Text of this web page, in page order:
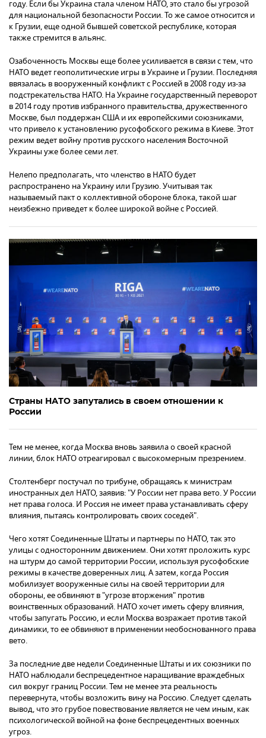
году. Если бы Украина стала членом НАТО, это стало бы угрозой
для национальной безопасности России. То же самое относится и
к Грузии, еще одной бывшей советской республике, которая
также стремится в альянс.
Озабоченность Москвы еще более усиливается в связи с тем, что
НАТО ведет геополитические игры в Украине и Грузии. Последняя
ввязалась в вооруженный конфликт с Россией в 2008 году из-за
подстрекательства НАТО. На Украине государственный переворот
в 2014 году против избранного правительства, дружественного
Москве, был поддержан США и их европейскими союзниками,
что привело к установлению русофобского режима в Киеве. Этот
режим ведет войну против русского населения Восточной
Украины уже более семи лет.
Нелепо предполагать, что членство в НАТО будет
распространено на Украину или Грузию. Учитывая так
называемый пакт о коллективной обороне блока, такой шаг
неизбежно приведет к более широкой войне с Россией.
Страны НАТО запутались в своем отношении к
России
Тем не менее, когда Москва вновь заявила о своей красной
линии, блок НАТО отреагировал с высокомерным презрением.
Столтенберг постучал по трибуне, обращаясь к министрам
иностранных дел НАТО, заявив: "У России нет права вето. У России
нет права голоса. И Россия не имеет права устанавливать сферу
влияния, пытаясь контролировать своих соседей".
Чего хотят Соединенные Штаты и партнеры по НАТО, так это
улицы с односторонним движением. Они хотят проложить курс
на штурм до самой территории России, используя русофобские
режимы в качестве доверенных лиц. А затем, когда Россия
мобилизует вооруженные силы на своей территории для
обороны, ее обвиняют в "угрозе вторжения" против
воинственных образований. НАТО хочет иметь сферу влияния,
чтобы запугать Россию, и если Москва возражает против такой
динамики, то ее обвиняют в применении необоснованного права
вето.
За последние две недели Соединенные Штаты и их союзники по
НАТО наблюдали беспрецедентное наращивание враждебных
сил вокруг границ России. Тем не менее эта реальность
перевернута, чтобы возложить вину на Россию. Следует сделать
вывод, что это грубое повествование является не чем иным, как
психологической войной на фоне беспрецедентных военных
угроз.